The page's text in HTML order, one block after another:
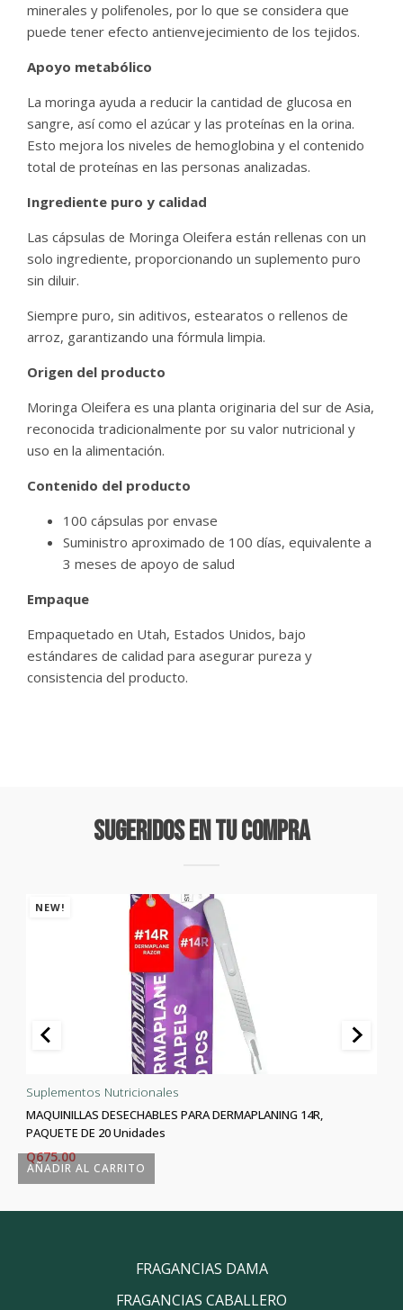
minerales y polifenoles, por lo que se considera que
puede tener efecto antienvejecimiento de los tejidos.
Apoyo metabólico
La moringa ayuda a reducir la cantidad de glucosa en
sangre, así como el azúcar y las proteínas en la orina.
Esto mejora los niveles de hemoglobina y el contenido
total de proteínas en las personas analizadas.
Ingrediente puro y calidad
Las cápsulas de Moringa Oleifera están rellenas con un
solo ingrediente, proporcionando un suplemento puro
sin diluir.
Siempre puro, sin aditivos, estearatos o rellenos de
arroz, garantizando una fórmula limpia.
Origen del producto
Moringa Oleifera es una planta originaria del sur de Asia,
reconocida tradicionalmente por su valor nutricional y
uso en la alimentación.
Contenido del producto
100 cápsulas por envase
Suministro aproximado de 100 días, equivalente a
3 meses de apoyo de salud
Empaque
Empaquetado en Utah, Estados Unidos, bajo
estándares de calidad para asegurar pureza y
consistencia del producto.
Sugeridos En Tu Compra
NEW!
AÑADIR AL CARRITO
Suplementos Nutricionales
MAQUINILLAS DESECHABLES PARA DERMAPLANING 14R,
PAQUETE DE 20 Unidades
Q675.00
FRAGANCIAS DAMA
FRAGANCIAS CABALLERO